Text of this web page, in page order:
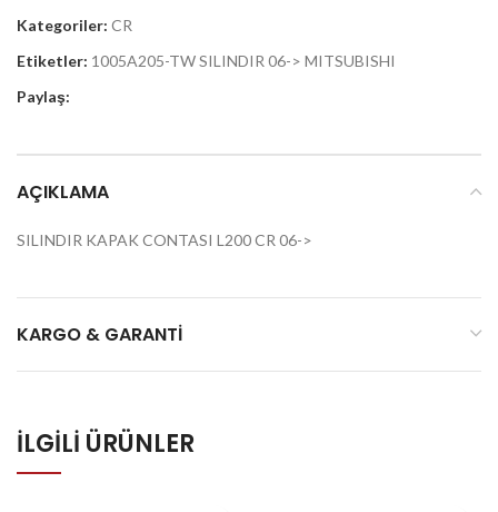
Kategoriler: CR
Etiketler: 1005A205-TW SILINDIR 06-> MITSUBISHI
Paylaş:
AÇIKLAMA
SILINDIR KAPAK CONTASI L200 CR 06->
KARGO & GARANTI
İLGILI ÜRÜNLER